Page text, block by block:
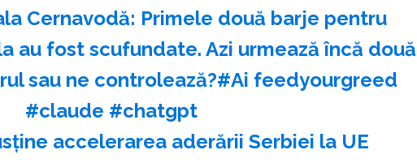
Cernavodă: Primele două barje pentru
au fost scufundate. Azi urmează încă două
sau ne controlează?#Ai feedyourgreed
#claude #chatgpt
accelerarea aderării Serbiei la UE